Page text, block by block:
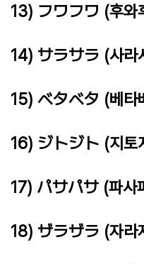
13) フワフワ (후와
14) サラサラ (사라
15) ベタベタ (베타
16) ジトジト (지토
17) パサパサ (파사
18) ザラザラ (자라